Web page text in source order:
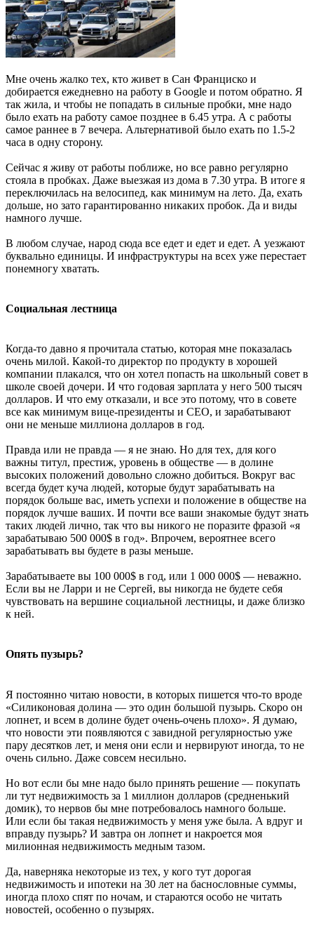
Мне очень жалко тех, кто живет в Сан Франциско и
добирается ежедневно на работу в Google и потом обратно. Я
так жила, и чтобы не попадать в сильные пробки, мне надо
было ехать на работу самое позднее в 6.45 утра. А с работы
самое раннее в 7 вечера. Альтернативой было ехать по 1.5-2
часа в одну сторону.
Сейчас я живу от работы поближе, но все равно регулярно
стояла в пробках. Даже выезжая из дома в 7.30 утра. В итоге я
переключилась на велосипед, как минимум на лето. Да, ехать
дольше, но зато гарантированно никаких пробок. Да и виды
намного лучше.
В любом случае, народ сюда все едет и едет и едет. А уезжают
буквально единицы. И инфраструктуры на всех уже перестает
понемногу хватать.
Социальная лестница
Когда-то давно я прочитала статью, которая мне показалась
очень милой. Какой-то директор по продукту в хорошей
компании плакался, что он хотел попасть на школьный совет в
школе своей дочери. И что годовая зарплата у него 500 тысяч
долларов. И что ему отказали, и все это потому, что в совете
все как минимум вице-президенты и CEO, и зарабатывают
они не меньше миллиона долларов в год.
Правда или не правда — я не знаю. Но для тех, для кого
важны титул, престиж, уровень в обществе — в долине
высоких положений довольно сложно добиться. Вокруг вас
всегда будет куча людей, которые будут зарабатывать на
порядок больше вас, иметь успехи и положение в обществе на
порядок лучше ваших. И почти все ваши знакомые будут знать
таких людей лично, так что вы никого не поразите фразой «я
зарабатываю 500 000$ в год». Впрочем, вероятнее всего
зарабатывать вы будете в разы меньше.
Зарабатываете вы 100 000$ в год, или 1 000 000$ — неважно.
Если вы не Ларри и не Сергей, вы никогда не будете себя
чувствовать на вершине социальной лестницы, и даже близко
к ней.
Опять пузырь?
Я постоянно читаю новости, в которых пишется что-то вроде
«Силиконовая долина — это один большой пузырь. Скоро он
лопнет, и всем в долине будет очень-очень плохо». Я думаю,
что новости эти появляются с завидной регулярностью уже
пару десятков лет, и меня они если и нервируют иногда, то не
очень сильно. Даже совсем несильно.
Но вот если бы мне надо было принять решение — покупать
ли тут недвижимость за 1 миллион долларов (средненький
домик), то нервов бы мне потребовалось намного больше.
Или если бы такая недвижимость у меня уже была. А вдруг и
вправду пузырь? И завтра он лопнет и накроется моя
милионная недвижимость медным тазом.
Да, наверняка некоторые из тех, у кого тут дорогая
недвижимость и ипотеки на 30 лет на баснословные суммы,
иногда плохо спят по ночам, и стараются особо не читать
новостей, особенно о пузырях.